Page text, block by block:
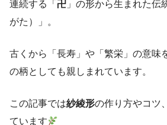
連続する「 卍 」の形から生まれた伝
がた）」。
古くから「長寿」や「繁栄」の意味
の柄としても親しまれています。
この記事では紗綾形の作り方やコツ
ています